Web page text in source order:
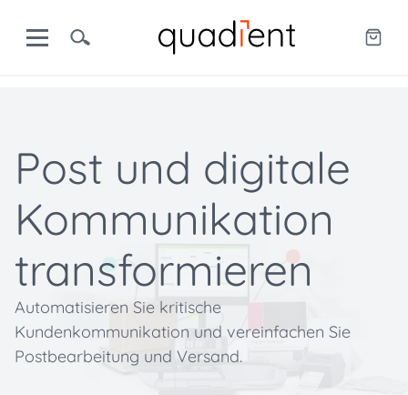
Post und digitale
Kommunikation
transformieren
Automatisieren Sie kritische
Kundenkommunikation und vereinfachen Sie
Postbearbeitung und Versand.